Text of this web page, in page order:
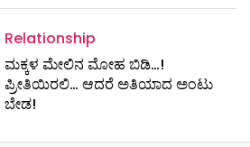
Relationship
ಮಕ್ಕಳ ಮೇಲಿನ ಮೋಹ ಬಿಡಿ…!
ಪ್ರೀತಿಯಿರಲಿ… ಆದರೆ ಅತಿಯಾದ ಅಂಟು
ಬೇಡ!